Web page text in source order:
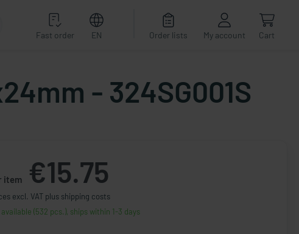
Fast order EN Order lists My account Cart
- 324SG001S
item €15.75
excl. VAT plus shipping costs
available (532 pcs.), ships within 1-3 days